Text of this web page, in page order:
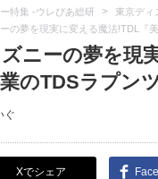
特集 -ウレぴあ総研 > 東京ディ
の夢を現実に変える魔法!TDL『
ニーの夢を現
のTDSラプン
ぐ
Xでシェア